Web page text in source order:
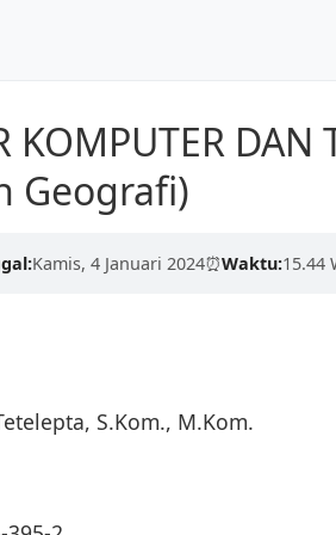
tinggi dari para
negeri.
KOMPUTER
Geografi)
Kamis, 4 Januari 2024⏰Waktu:15.44
S.Kom., M.Kom.